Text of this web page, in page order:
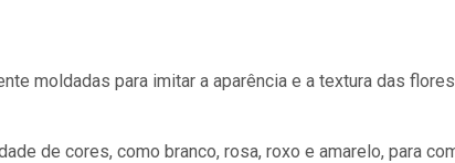
moldadas para imitar a aparência e a textura das
de cores, como branco, rosa, roxo e amarelo, para